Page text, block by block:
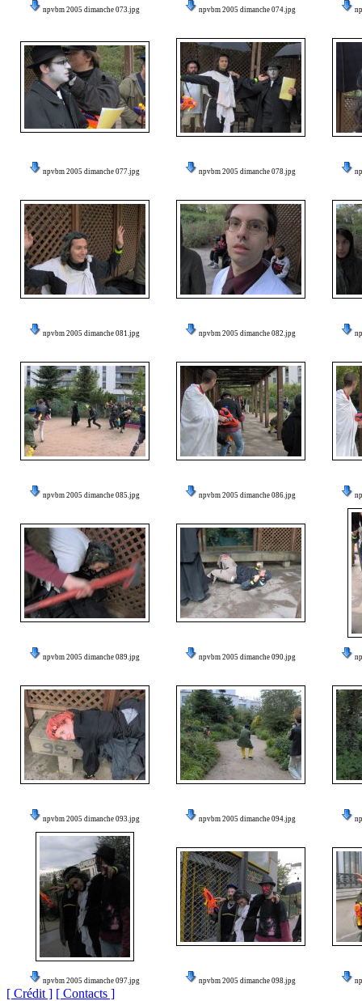
npvbm 2005 dimanche 073.jpg npvbm 2005 dimanche 074.jpg
npvbm 2005 dimanche 077.jpg npvbm 2005 dimanche 078.jpg
npvbm 2005 dimanche 081.jpg npvbm 2005 dimanche 082.jpg
npvbm 2005 dimanche 085.jpg npvbm 2005 dimanche 086.jpg
npvbm 2005 dimanche 089.jpg npvbm 2005 dimanche 090.jpg
npvbm 2005 dimanche 093.jpg npvbm 2005 dimanche 094.jpg
npvbm 2005 dimanche 097.jpg npvbm 2005 dimanche 098.jpg
[ Crédit ] [ Contacts ]